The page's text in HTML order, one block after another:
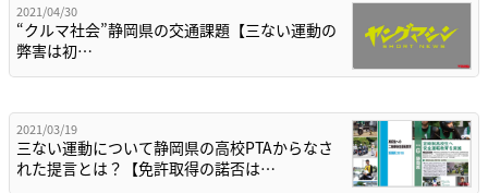
2021/04/30
“クルマ社会”静岡県の交通課題【三ない運動の
弊害は初…
2021/03/19
三ない運動について静岡県の高校PTAからなさ
れた提言とは？【免許取得の諾否は…